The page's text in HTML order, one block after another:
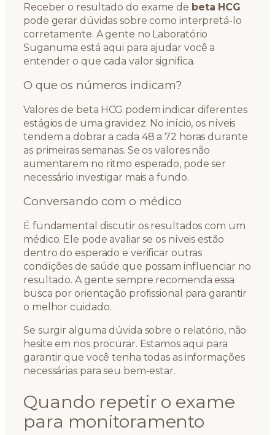
Receber o resultado do exame de beta HCG
pode gerar dúvidas sobre como interpretá-lo
corretamente. A gente no Laboratório
Suganuma está aqui para ajudar você a
entender o que cada valor significa.
O que os números indicam?
Valores de beta HCG podem indicar diferentes
estágios de uma gravidez. No início, os níveis
tendem a dobrar a cada 48 a 72 horas durante
as primeiras semanas. Se os valores não
aumentarem no ritmo esperado, pode ser
necessário investigar mais a fundo.
Conversando com o médico
É fundamental discutir os resultados com um
médico. Ele pode avaliar se os níveis estão
dentro do esperado e verificar outras
condições de saúde que possam influenciar no
resultado. A gente sempre recomenda essa
busca por orientação profissional para garantir
o melhor cuidado.
Se surgir alguma dúvida sobre o relatório, não
hesite em nos procurar. Estamos aqui para
garantir que você tenha todas as informações
necessárias para seu bem-estar.
Quando repetir o exame
para monitoramento